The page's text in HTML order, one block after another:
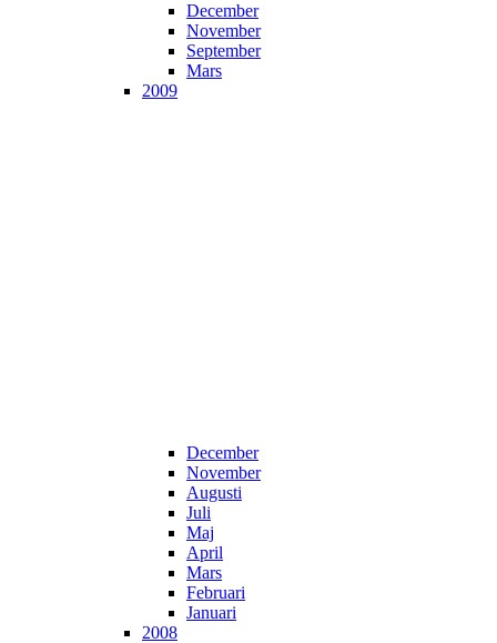
December
November
September
Mars
2009
December
November
Augusti
Juli
Maj
April
Mars
Februari
Januari
2008